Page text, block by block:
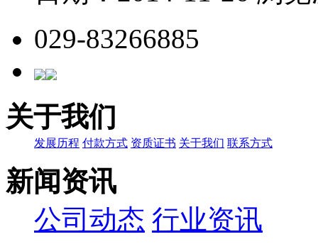
029-83266885
关于我们
发展历程 付款方式 资质证书 关于我们 联系方式
新闻资讯
公司动态 行业资讯